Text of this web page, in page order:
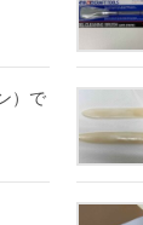
）で